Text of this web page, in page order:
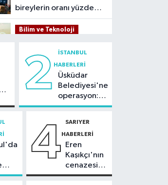
bireylerin oranı yüzde
92,3 oldu
Bilim ve Teknoloji
4 ayda 44,5 milyona
ulaştı
Kültür Sanat
21:21Esenler
Belediyesi vatandaşları
buluşturuyor
21:17"Karaciğerim
yağlı" demeyin,
2 İSTANBUL
HABERLERI
Üsküdar
Belediyesi'ne
operasyon:
Sinem
tutuklama
talebi
4 SARIYER
HABERLERI
Eren
Kaşıkçı'nın
cenazesi
ailesi